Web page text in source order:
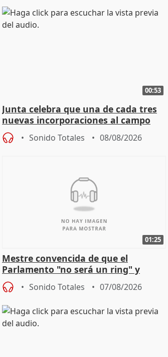
00:53
Junta celebra que una de cada tres
nuevas incorporaciones al campo
andaluz son mujeres jóvenes
Sonido Totales 08/08/2026
01:25
Mestre convencida de que el
Parlamento "no será un ring" y
defiende "estabilidad" del pacto con
Vox
Sonido Totales 07/08/2026